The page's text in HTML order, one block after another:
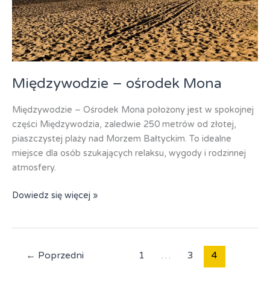
Międzywodzie – ośrodek Mona
Międzywodzie – Ośrodek Mona położony jest w spokojnej
części Międzywodzia, zaledwie 250 metrów od złotej,
piaszczystej plaży nad Morzem Bałtyckim. To idealne
miejsce dla osób szukających relaksu, wygody i rodzinnej
atmosfery.
Międzywodzie
Dowiedz się więcej »
← Poprzedni 1 … 3 4